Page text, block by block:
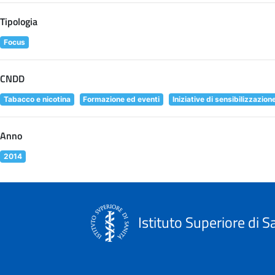
Tipologia
Focus
CNDD
Tabacco e nicotina Formazione ed eventi Iniziative di
Anno
2014
Istituto Superiore di